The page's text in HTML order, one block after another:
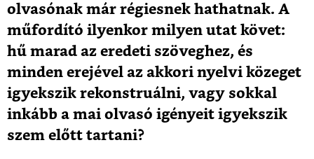
olvasónak már régiesnek hathatnak. A
műfordító ilyenkor milyen utat követ:
hű marad az eredeti szöveghez, és
minden erejével az akkori nyelvi közeget
igyekszik rekonstruálni, vagy sokkal
inkább a mai olvasó igényeit igyekszik
szem előtt tartani?